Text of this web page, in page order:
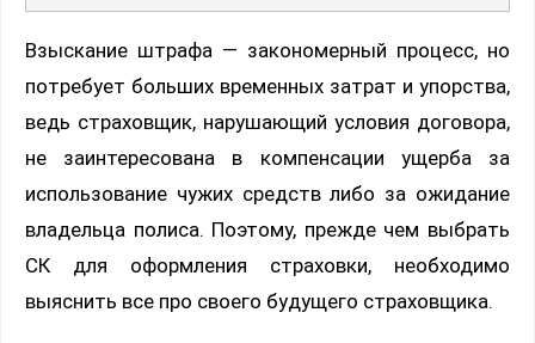
Взыскание штрафа — закономерный процесс, но
потребует больших временных затрат и упорства,
ведь страховщик, нарушающий условия договора,
не заинтересована в компенсации ущерба за
использование чужих средств либо за ожидание
владельца полиса. Поэтому, прежде чем выбрать
СК для оформления страховки, необходимо
выяснить все про своего будущего страховщика.